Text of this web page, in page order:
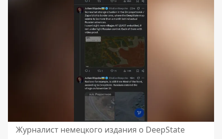
Журналист немецкого издания о DeepState